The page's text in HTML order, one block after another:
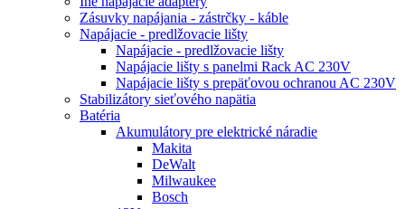
Zásuvky napájania - zástrčky - káble
Napájacie - predlžovacie lišty
Napájacie - predlžovacie lišty
Napájacie lišty s panelmi Rack AC 230V
Napájacie lišty s prepäťovou ochranou AC 230V
Stabilizátory sieťového napätia
Batéria
Akumulátory pre elektrické náradie
Makita
DeWalt
Milwaukee
Bosch